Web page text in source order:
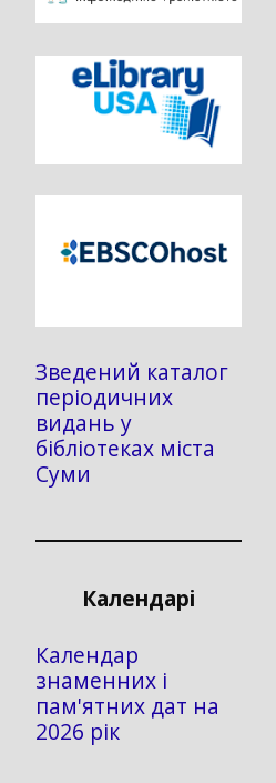
Зведений каталог
періодичних
видань у
бібліотеках міста
Суми
Календарі
Календар
знаменних і
пам'ятних дат на
2026 рік